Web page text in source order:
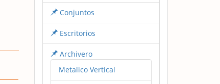
Conjuntos
Escritorios
Archivero
Metalico Vertical